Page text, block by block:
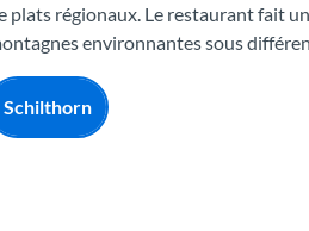
plats régionaux. Le restaurant fait
environnantes sous
Schilthorn